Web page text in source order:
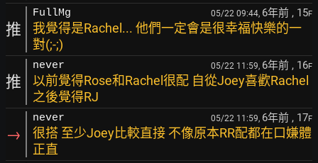
推
FullMg 05/22 09:44, 6年前 , 15F
我覺得是Rachel... 他們一定會是很幸福快樂的一
對(;-;)
推
never 05/22 11:59, 6年前 , 16F
以前覺得Rose和Rachel很配 自從Joey喜歡Rachel
之後覺得RJ
→
never 05/22 11:59, 6年前 , 17F
很搭 至少Joey比較直接 不像原本RR配都在口嫌體
正直